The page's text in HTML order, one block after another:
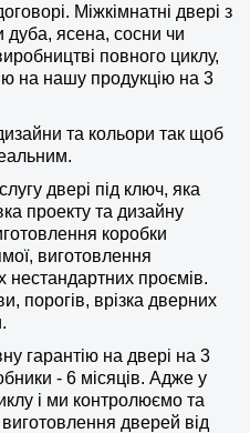
Міжкімнатні двері з
дуба, ясена, сосни чи
повного циклу,
на нашу продукцію на 3
та кольори так щоб
двері під ключ, яка
проекту та дизайну
коробки
виготовлення
нестандартних проємів.
порогів, врізка дверних
гарантію на двері на 3
- 6 місяців. Адже у
і ми контролюємо та
дверей від